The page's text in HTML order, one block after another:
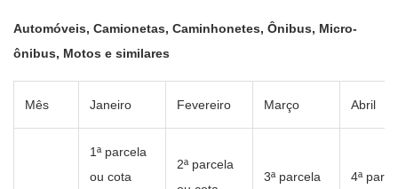
Automóveis, Camionetas, Caminhonetes, Ônibus, Micro-
ônibus, Motos e similares
Mês Janeiro Fevereiro Março Abril
1ª parcela
ou cota
2ª parcela
3ª parcela
4ª